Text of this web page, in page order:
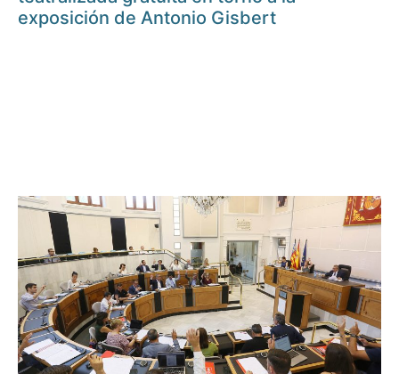
exposición de Antonio Gisbert